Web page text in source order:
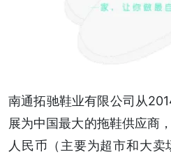
南通拓驰鞋业有限公司从
展为中国最大的拖鞋供应商
人民币（主要为超市和大